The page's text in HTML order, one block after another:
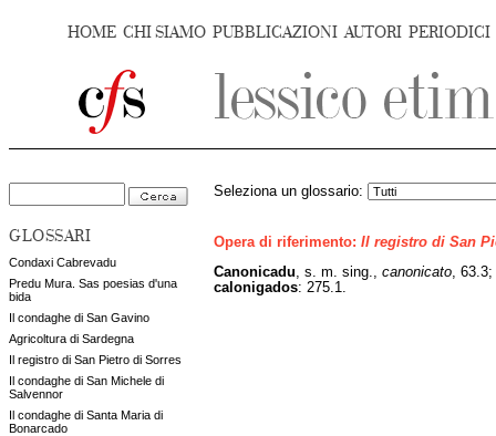
HOME CHI SIAMO PUBBLICAZIONI AUTORI PERIODICI
GLOSSARI
Condaxi Cabrevadu
Predu Mura. Sas poesias d'una
bida
Il condaghe di San Gavino
Agricoltura di Sardegna
Il registro di San Pietro di Sorres
Il condaghe di San Michele di
Salvennor
Il condaghe di Santa Maria di
Bonarcado
Seleziona un glossario:
Opera di riferimento: Il registro di San
Canonicadu , s. m. sing., canonicato ,
calonigados: 275.1.